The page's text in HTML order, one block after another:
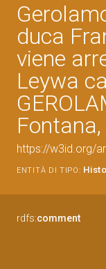
duca
viene
Leywa
https://w3id.org/
ENTITÀ DI TIPO:
rdfs:comment